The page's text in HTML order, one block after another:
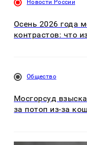
Новости России
Осень 2026 года
контрастов: что
Общество
Мосгорсуд
за потоп из-за